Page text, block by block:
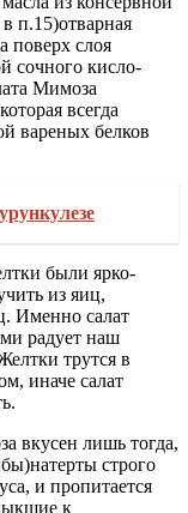
п.15)отварная
поверх слоя
сочного кисло-
Мимоза
всегда
вареных белков
были ярко-
из яиц,
Именно салат
радует наш
трутся в
иначе салат
вкусен лишь тогда,
строго
и пропитается
к